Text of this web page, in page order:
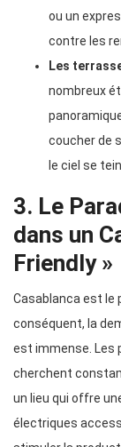
ou un
contre les
Les
nombreux
coucher de
le ciel se
3. Le
dans un
Friendly »
Casablanca est le
conséquent, la
est immense. Les
cherchent
un lieu qui offre
électriques